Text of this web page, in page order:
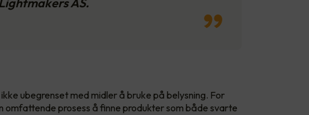
ubegrenset med midler å bruke på belysning. For
omfattende prosess å finne produkter som både svarte